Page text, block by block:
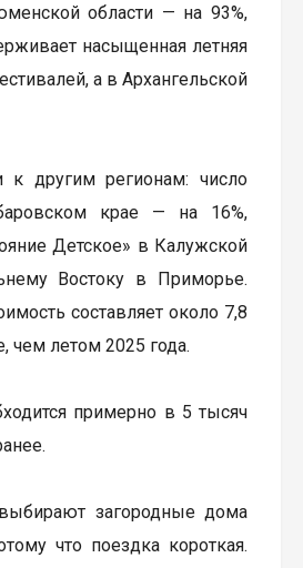
области — на 93%,
насыщенная летняя
а в Архангельской
к другим регионам: число
крае — на 16%,
Детское» в Калужской
Востоку в Приморье.
составляет около 7,8
чем летом 2025 года.
примерно в 5 тысяч
загородные дома
что поездка короткая.